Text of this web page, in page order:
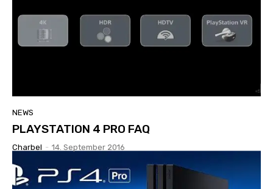
NEWS
PLAYSTATION 4 PRO FAQ
Charbel - 14. September 2016